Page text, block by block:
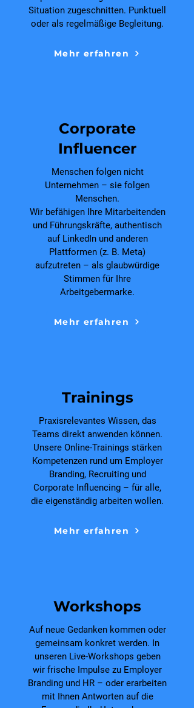
Situation zugeschnitten. Punktuell
oder als regelmäßige Begleitung.
Mehr erfahren
Corporate
Influencer
Menschen folgen nicht
Unternehmen – sie folgen
Menschen.
Wir befähigen Ihre Mitarbeitenden
und Führungskräfte, authentisch
auf LinkedIn und anderen
Plattformen (z. B. Meta)
aufzutreten – als glaubwürdige
Stimmen für Ihre
Arbeitgebermarke.
Mehr erfahren
Trainings
Praxisrelevantes Wissen, das
Teams direkt anwenden können.
Unsere Online-Trainings stärken
Kompetenzen rund um Employer
Branding, Recruiting und
Corporate Influencing – für alle,
die eigenständig arbeiten wollen.
Mehr erfahren
Workshops
Auf neue Gedanken kommen oder
gemeinsam konkret werden. In
unseren Live-Workshops geben
wir frische Impulse zu Employer
Branding und HR – oder erarbeiten
mit Ihnen Antworten auf die